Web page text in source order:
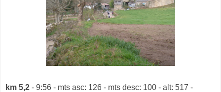
km 5,2 - 9:56 - mts asc: 126 - mts desc: 100 - alt: 517 -